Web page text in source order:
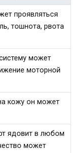
проявляться
тошнота, рвота
может
моторной
кожу он может
ядовит в любом
может